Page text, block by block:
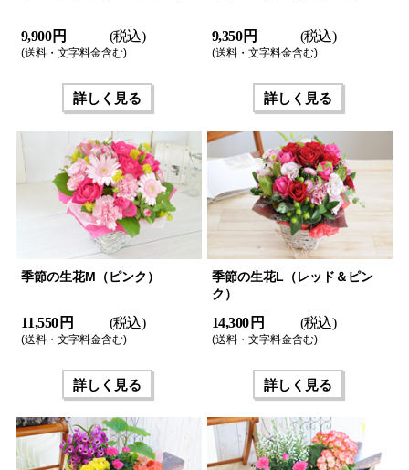
9,900 円 (税込)
(送料・文字料金含む)
詳しく見る
9,350 円 (税込)
(送料・文字料金含む)
詳しく見る
季節の生花M（ピンク）
11,550 円 (税込)
(送料・文字料金含む)
詳しく見る
季節の生花L（レッド＆ピン
ク）
14,300 円 (税込)
(送料・文字料金含む)
詳しく見る